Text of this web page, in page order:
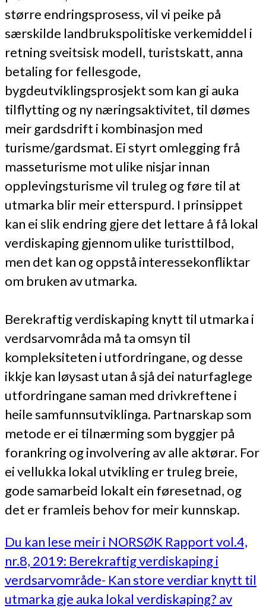
større endringsprosess, vil vi peike på
særskilde landbrukspolitiske verkemiddel i
retning sveitsisk modell, turistskatt, anna
betaling for fellesgode,
bygdeutviklingsprosjekt som kan gi auka
tilflytting og ny næringsaktivitet, til dømes
meir gardsdrift i kombinasjon med
turisme/gardsmat. Ei styrt omlegging frå
masseturisme mot ulike nisjar innan
opplevingsturisme vil truleg og føre til at
utmarka blir meir etterspurd. I prinsippet
kan ei slik endring gjere det lettare å få lokal
verdiskaping gjennom ulike turisttilbod,
men det kan og oppstå interessekonfliktar
om bruken av utmarka.
Berekraftig verdiskaping knytt til utmarka i
verdsarvområda må ta omsyn til
kompleksiteten i utfordringane, og desse
ikkje kan løysast utan å sjå dei naturfaglege
utfordringane saman med drivkreftene i
heile samfunnsutviklinga. Partnarskap som
metode er ei tilnærming som byggjer på
forankring og involvering av alle aktørar. For
ei vellukka lokal utvikling er truleg breie,
gode samarbeid lokalt ein føresetnad, og
det er framleis behov for meir kunnskap.
Du kan lese meir i NORSØK Rapport vol.4,
nr.8, 2019: Berekraftig verdiskaping i
verdsarvområde- Kan store verdiar knytt til
utmarka gje auka lokal verdiskaping? av